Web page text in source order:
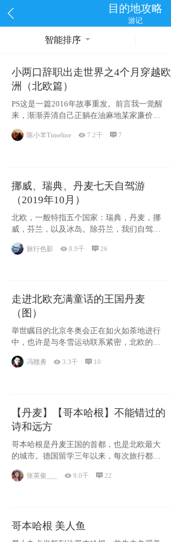
目的地攻略
游记
智能排序
小两口辞职出走世界之4个月穿越欧
洲（北欧篇）
PS这是一篇2016年故事重发。前言我一觉醒
来，渐渐弄清自己正躺在油麻地某家廉价宾
馆
陈小羊Timeline 7.2千 7
挪威、瑞典、丹麦七天自驾游
（2019年10月）
北欧，一般特指五个国家：瑞典，丹麦，挪
威，芬兰，以及冰岛。除芬兰，我们自驾游
旅行色影 8.9千 26
走进北欧充满童话的王国丹麦
（图）
举世瞩目的北京冬奥会正在如火如荼地进行
中，也许是与冬雪运动联系紧密，北欧的一
些国家因
冯赣勇 3.3千  10
【丹麦】【哥本哈根】不能错过的
诗和远方
哥本哈根是丹麦王国的首都，也是北欧最大
的城市。德国留学三年以来，每次旅行都是
张英俊___ 9.0千 22
哥本哈根 美人鱼